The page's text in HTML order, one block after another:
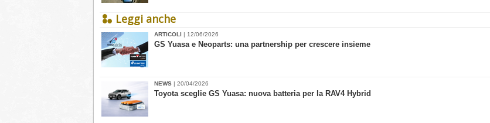
Leggi anche
ARTICOLI | 12/06/2026
GS Yuasa e Neoparts: una partnership per crescere insieme
NEWS | 20/04/2026
​Toyota sceglie GS Yuasa: nuova batteria per la RAV4 Hybrid